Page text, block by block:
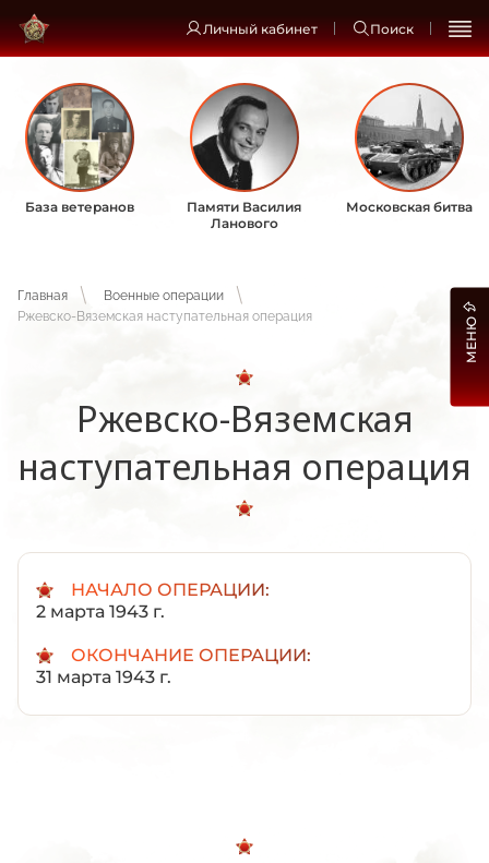
Личный кабинет Поиск
База ветеранов
Памяти Василия
Ланового
Московская битва
Главная
Военные операции
Ржевско-Вяземская наступательная операция
Ржевско-Вяземская
наступательная операция
НАЧАЛО ОПЕРАЦИИ:
2 марта 1943 г.
ОКОНЧАНИЕ ОПЕРАЦИИ:
31 марта 1943 г.
МЕНЮ